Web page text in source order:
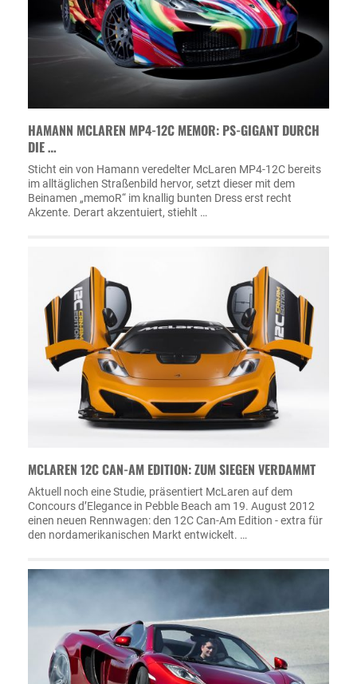
HAMANN MCLAREN MP4-12C MEMOR: PS-GIGANT DURCH
DIE …
Sticht ein von Hamann veredelter McLaren MP4-12C bereits
im alltäglichen Straßenbild hervor, setzt dieser mit dem
Beinamen „memoR“ im knallig bunten Dress erst recht
Akzente. Derart akzentuiert, stiehlt …
MCLAREN 12C CAN-AM EDITION: ZUM SIEGEN VERDAMMT
Aktuell noch eine Studie, präsentiert McLaren auf dem
Concours d’Elegance in Pebble Beach am 19. August 2012
einen neuen Rennwagen: den 12C Can-Am Edition - extra für
den nordamerikanischen Markt entwickelt. …